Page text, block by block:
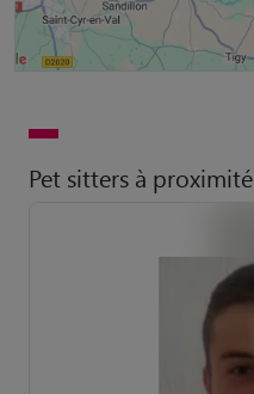
Pet sitters à proximité